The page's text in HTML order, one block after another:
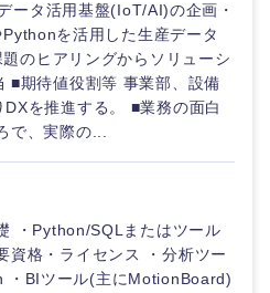
ータ活用基盤(IoT/AI)の企画・
を活用した生産データ
のヒアリングからソリューシ
■期待値役割等 事業部、設備
を推進する。 ■業務の面白
で、実際の...
・Python/SQLまたはツール
資格・ライセンス ・分析ツー
・BIツール(主にMotionBoard)